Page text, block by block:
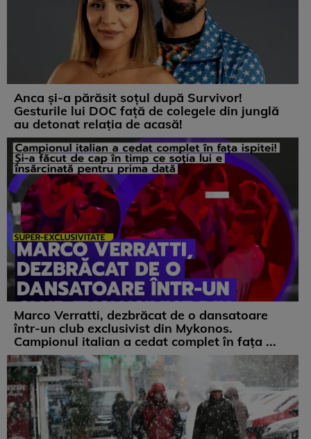
Anca și-a părăsit soțul după Survivor!
Gesturile lui DOC față de colegele din junglă
au detonat relația de acasă!
Marco Verratti, dezbrăcat de o dansatoare
într-un club exclusivist din Mykonos.
Campionul italian a cedat complet în fața ...